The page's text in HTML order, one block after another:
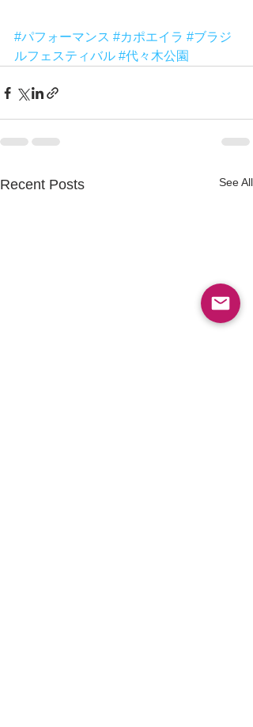
#パフォーマンス #カポエイラ #ブラジ
ルフェスティバル #代々木公園
Recent Posts See All